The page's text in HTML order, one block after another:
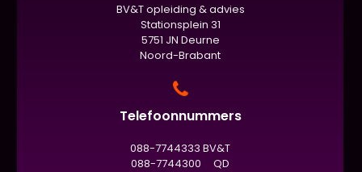
BV&T opleiding & advies
Stationsplein 31
5751 JN Deurne
Noord-Brabant
Telefoonnummers
088-7744333 BV&T
088-7744300 QD